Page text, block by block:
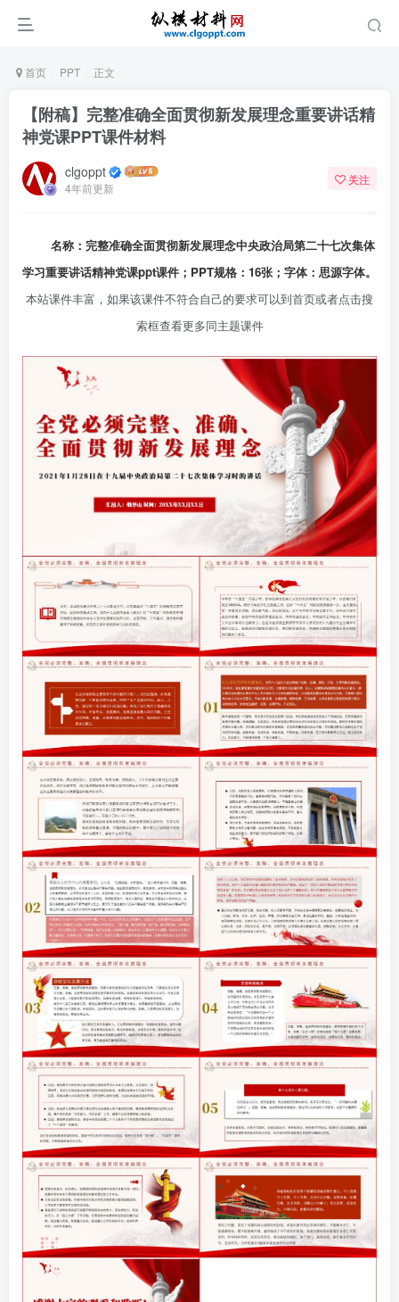
首页 PPT 正文
【附稿】完整准确全面贯彻新发展理念重要讲话精
神党课PPT课件材料
clgoppt
4年前更新
关注
名称：完整准确全面贯彻新发展理念中央政治局第二十七次集体
学习重要讲话精神党课ppt课件；PPT规格：16张；字体：思源字体。
本站课件丰富，如果该课件不符合自己的要求可以到首页或者点击搜
索框查看更多同主题课件